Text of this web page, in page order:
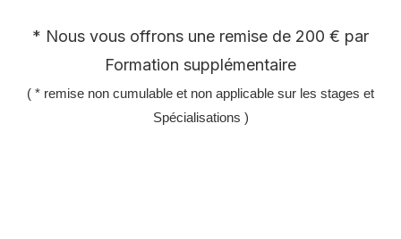
* Nous vous offrons une remise de 200 € par
Formation supplémentaire
( * remise non cumulable et non applicable sur les stages et
Spécialisations )